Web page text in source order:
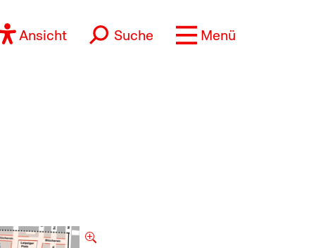
Ansicht Suche Menü